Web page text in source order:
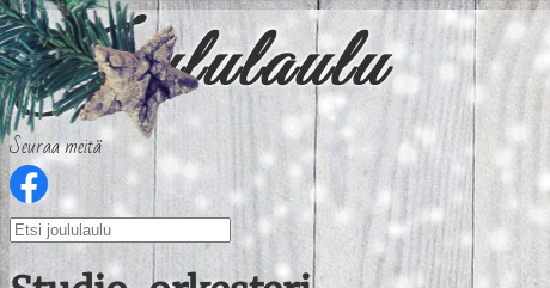
Seuraa meitä